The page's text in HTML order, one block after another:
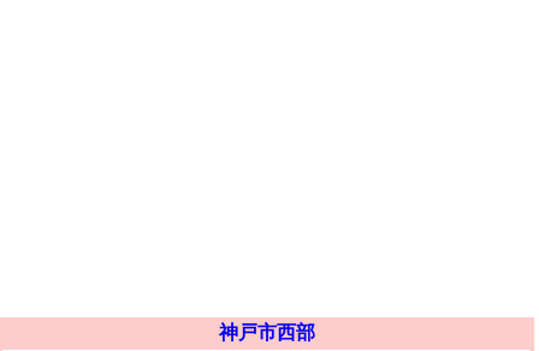
神戸市西部